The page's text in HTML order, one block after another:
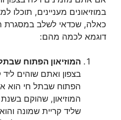
במוזיאונים מעניינים, תוכלו
כאלה, שכדאי לשלב במסגרת
דוגמא לכמה מהם:
המוזיאון הפתוח
בצפון ואתם שוהים ליד
הפתוח שבתל חי הוא
שליד קריית שמונה